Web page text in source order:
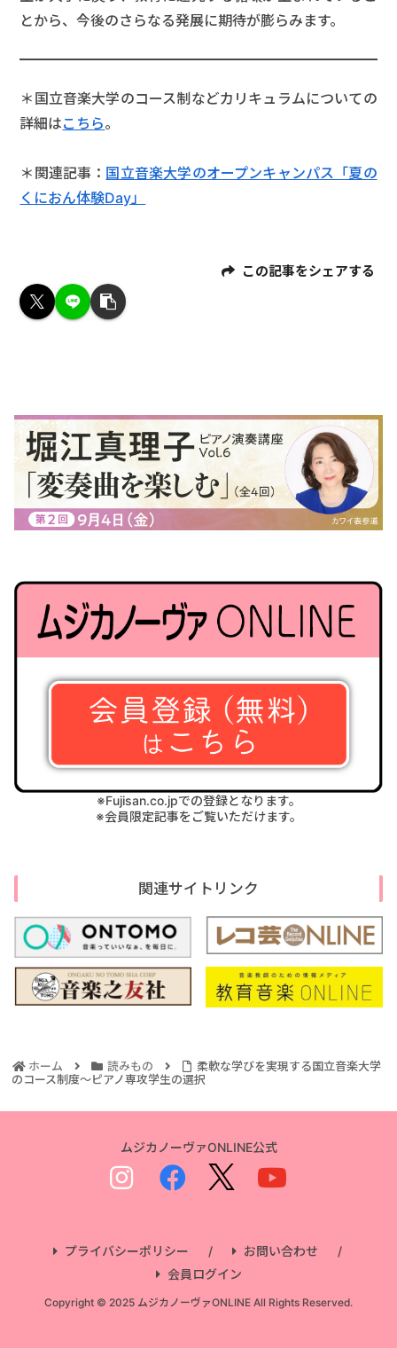
とから、今後のさらなる発展に期待が膨らみます。
＊国立音楽大学のコース制などカリキュラムについての
詳細はこちら。
＊関連記事： 国立音楽大学のオープンキャンパス「夏の
くにおん体験Day」
この記事をシェアする
※Fujisan.co.jpでの登録となります。
※会員限定記事をご覧いただけます。
関連サイトリンク
ホーム 読みもの
柔軟な学びを実現する国立音楽大学
のコース制度～ピアノ専攻学生の選択
ムジカノーヴァONLINE公式
プライバシーポリシー
お問い合わせ
会員ログイン
Copyright © 2025 ムジカノーヴァONLINE All Rights Reserved.